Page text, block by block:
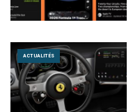
ACTUALITÉS